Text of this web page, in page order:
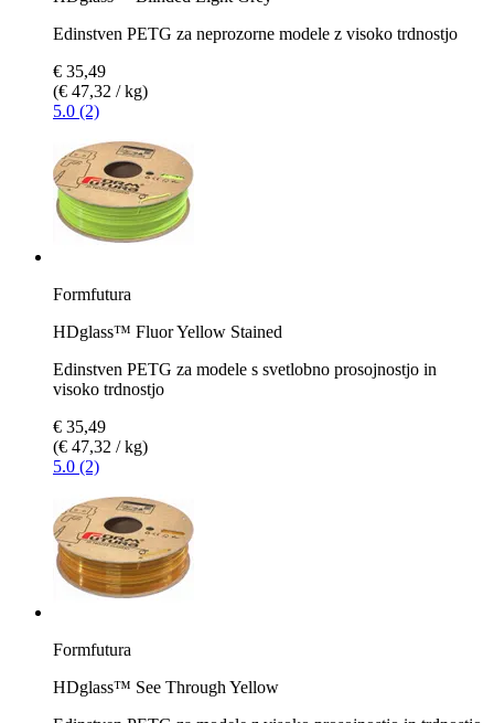
Edinstven PETG za neprozorne modele z visoko trdnostjo
€ 35,49
(€ 47,32 / kg)
5.0 (2)
Formfutura
HDglass™ Fluor Yellow Stained
Edinstven PETG za modele s svetlobno prosojnostjo in
visoko trdnostjo
€ 35,49
(€ 47,32 / kg)
5.0 (2)
Formfutura
HDglass™ See Through Yellow